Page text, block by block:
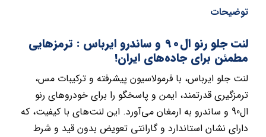
توضیحات
لنت جلو رنو ال90 و ساندرو ایرباس : ترمزهایی
مطمئن برای جاده‌های ایران!
لنت جلو ایرباس، با فرمولاسیون پیشرفته و ترکیبات مس،
ترمزگیری قدرتمند، ایمن و پاسخگو را برای خودروهای رنو
ال90 و ساندرو به ارمغان می‌آورد. این لنت‌های با کیفیت، که
دارای نشان استاندارد و گارانتی تعویض بدون قید و شرط